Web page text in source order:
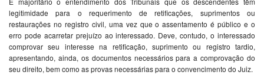
legitimidade para o requerimento de retificações, suprimentos ou
restaurações no registro civil, uma vez que o assentamento é público e o
erro pode acarretar prejuízo ao interessado. Deve, contudo, o interessado
comprovar seu interesse na retificação, suprimento ou registro tardio,
apresentando, ainda, os documentos necessários para a comprovação do
seu direito, bem como as provas necessárias para o convencimento do Juiz.